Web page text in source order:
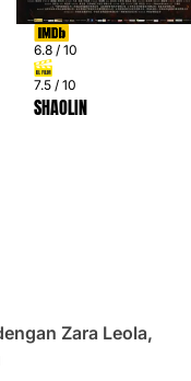
6.8 / 10
7.5 / 10
SHAOLIN
Zara Leola,